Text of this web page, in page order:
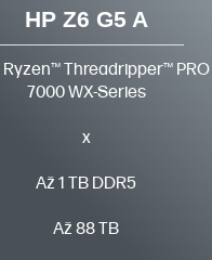
HP Z6 G5 A
Ryzen™ Threadripper™ PRO
7000 WX-Series
x
Až 1 TB DDR5
Až 88 TB